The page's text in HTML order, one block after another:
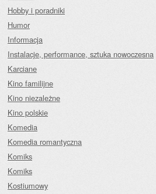
Hobby i poradniki
Humor
Informacja
Instalacje, performance, sztuka nowoczesna
Karciane
Kino familijne
Kino niezależne
Kino polskie
Komedia
Komedia romantyczna
Komiks
Komiks
Kostiumowy